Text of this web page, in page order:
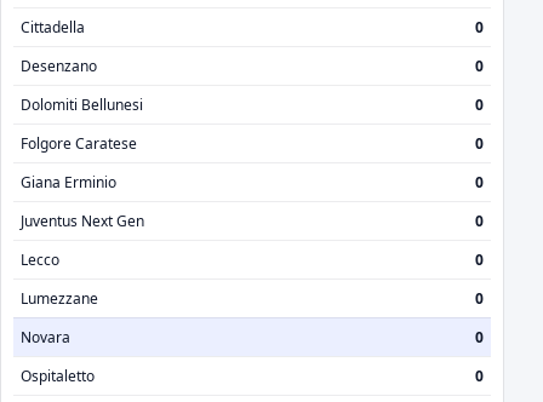
Cittadella
0
Desenzano
0
Dolomiti Bellunesi
0
Folgore Caratese
0
Giana Erminio
0
Juventus Next Gen
0
Lecco
0
Lumezzane
0
Novara
0
Ospitaletto
0